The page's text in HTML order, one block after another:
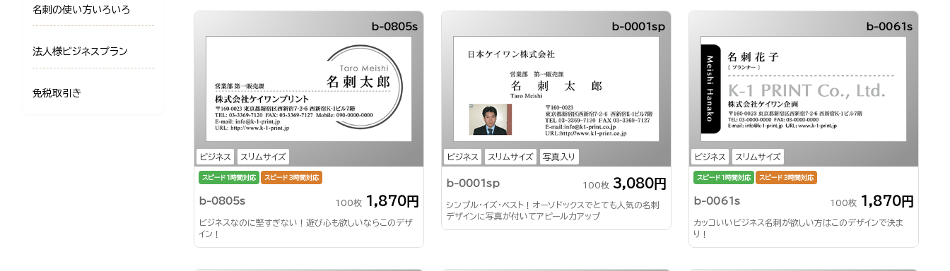
ビジネス スリムサイズ
b-0805s
スピード1時間対応 スピード3時間対応
b-0805s 100枚 1,870円
ビジネスなのに堅すぎない！遊び心も欲しいならこのデザ
イン！
ビジネス スリムサイズ 写真入り
b-0001sp
b-0001sp 100枚 3,080円
シンプル・イズ・ベスト！オーソドックスでとても人気の名刺
デザインに写真が付いてアピール力アップ
ビジネス スリムサイズ
b-0061s
スピード1時間対応 スピード3時間対応
b-0061s 100枚 1,870円
カッコいいビジネス名刺が欲しい方はこのデザインで決ま
り！
名刺の使い方いろいろ
法人様ビジネスプラン
免税取引き